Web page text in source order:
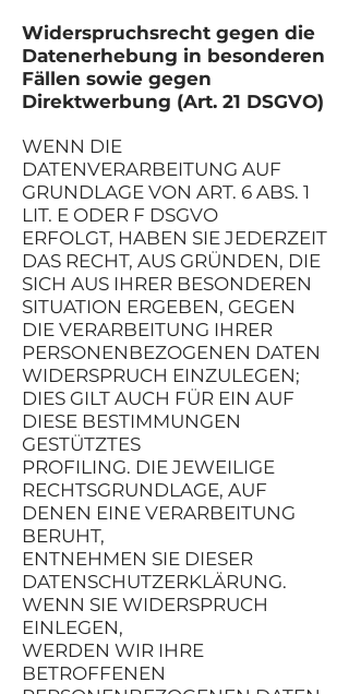
Widerspruchsrecht gegen die
Datenerhebung in besonderen
Fällen sowie gegen
Direktwerbung (Art. 21 DSGVO)
WENN DIE
DATENVERARBEITUNG AUF
GRUNDLAGE VON ART. 6 ABS. 1
LIT. E ODER F DSGVO
ERFOLGT, HABEN SIE JEDERZEIT
DAS RECHT, AUS GRÜNDEN, DIE
SICH AUS IHRER BESONDEREN
SITUATION ERGEBEN, GEGEN
DIE VERARBEITUNG IHRER
PERSONENBEZOGENEN DATEN
WIDERSPRUCH EINZULEGEN;
DIES GILT AUCH FÜR EIN AUF
DIESE BESTIMMUNGEN
GESTÜTZTES
PROFILING. DIE JEWEILIGE
RECHTSGRUNDLAGE, AUF
DENEN EINE VERARBEITUNG
BERUHT,
ENTNEHMEN SIE DIESER
DATENSCHUTZERKLÄRUNG.
WENN SIE WIDERSPRUCH
EINLEGEN,
WERDEN WIR IHRE
BETROFFENEN